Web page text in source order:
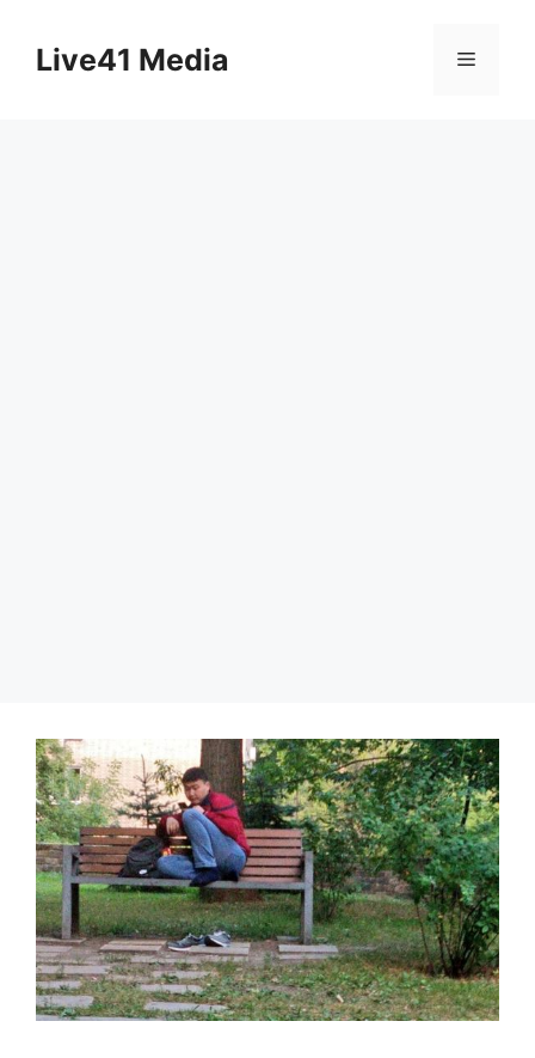
contentLive41 Media Menu